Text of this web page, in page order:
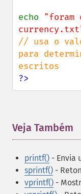
echo "foram
// usa o
para
?>
Veja Também
printf() - Envia
sprintf() -
vprintf() -